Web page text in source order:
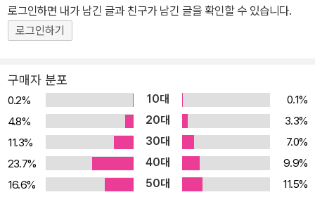
번역본을 사용하려고 합니다. 특히, 『메시지』를 적극적으로 활용해
주시기를 바랍니다. 이미 성경을 여러 번 읽으신 분들은 성경의 새로
미를 쉽게 파악할 수 있을 것입니다“(정현구, 서울영동교회 담임목
사). 이 외에도 많은 교회와 단체에서 『메시지』를 추천하거나 통독성
경으로 사용하고 있으며, 설교 및 성경공부 참조본문으로 활용하고
있다. 『메시지』 완역본 출간이 갖는 의미 우선, 그동안 『메시지』 한국
어판 시리즈 출간으로 다양한 성경 역본에 대한 독자의 관심과 기대
를 확인할 수 있었다. 50만 독자가 『메시지』를 선택했다는 점이 이를
증명한다. “『메시지』 성경의 뛰어난 가독성은, 하나님의 말씀인 성경
로그인하면 내가 남긴 글과 친구가 남긴 글을 확인할 수 있습니다.
로그인하기
구매자 분포
0.2% 10대
0.1%
4.8%
20대
3.3%
11.3%
30대
7.0%
23.7%
40대
9.9%
16.6%
50대
11.5%